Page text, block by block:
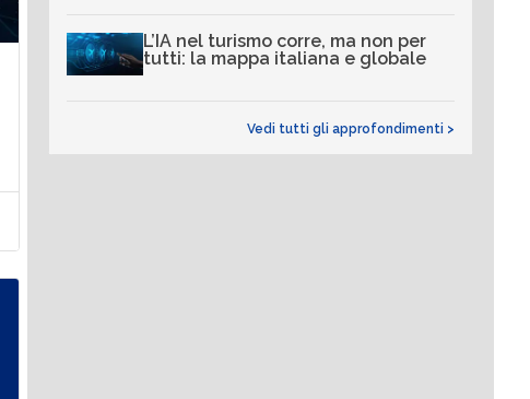
L’IA nel turismo corre, ma non per
tutti: la mappa italiana e globale
Vedi tutti gli approfondimenti >